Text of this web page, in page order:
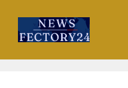
content